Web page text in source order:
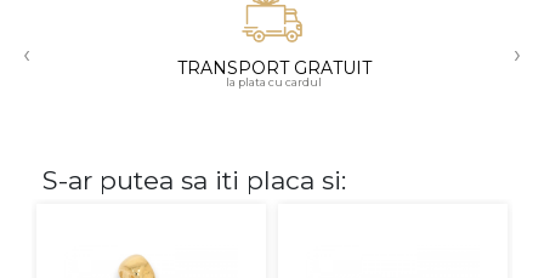
Fara pietre
‹ TRANSPORT GRATUIT
la plata cu cardul
›
S-ar putea sa iti placa si: